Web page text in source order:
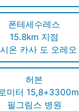
폰테세수레스
15.8km 지점
온 카사 도 오레오
허본
미터 15,8+3300m
필그림스 병원